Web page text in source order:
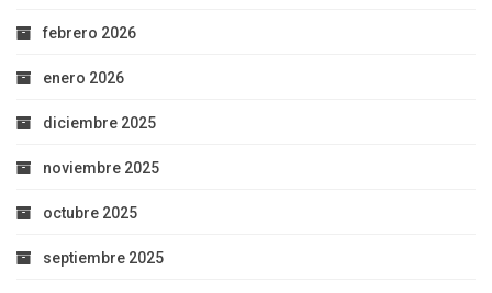
febrero 2026
enero 2026
diciembre 2025
noviembre 2025
octubre 2025
septiembre 2025